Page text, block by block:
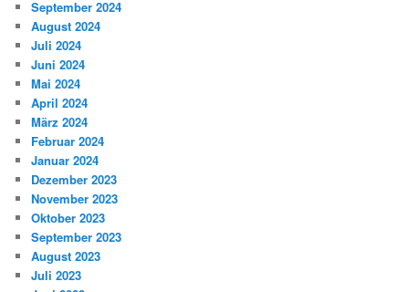
September 2024
August 2024
Juli 2024
Juni 2024
Mai 2024
April 2024
März 2024
Februar 2024
Januar 2024
Dezember 2023
November 2023
Oktober 2023
September 2023
August 2023
Juli 2023